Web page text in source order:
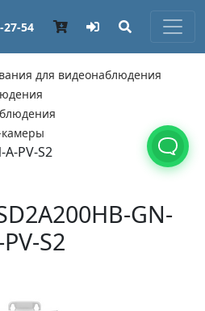
27-54
для видеонаблюдения
камеры
PV-S2
GN-
S2